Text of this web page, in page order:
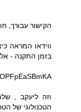
הקישור עבורך,
בזמן התקנה -
וזה ליעקב ,
הטכנולוגי של